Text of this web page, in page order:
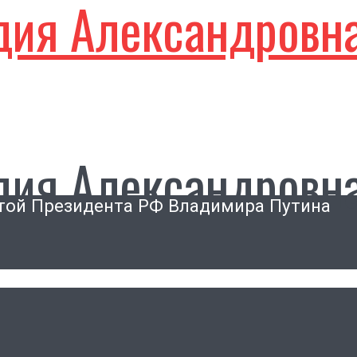
Президента РФ Владимира Путина